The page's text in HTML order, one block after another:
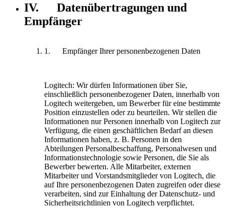
IV. Datenübertragungen und
Empfänger
1. Empfänger Ihrer personenbezogenen Daten
Logitech: Wir dürfen Informationen über Sie,
einschließlich personenbezogener Daten, innerhalb von
Logitech weitergeben, um Bewerber für eine bestimmte
Position einzustellen oder zu beurteilen. Wir stellen die
Informationen nur Personen innerhalb von Logitech zur
Verfügung, die einen geschäftlichen Bedarf an diesen
Informationen haben, z. B. Personen in den
Abteilungen Personalbeschaffung, Personalwesen und
Informationstechnologie sowie Personen, die Sie als
Bewerber bewerten. Alle Mitarbeiter, externen
Mitarbeiter und Vorstandsmitglieder von Logitech, die
auf Ihre personenbezogenen Daten zugreifen oder diese
verarbeiten, sind zur Einhaltung der Datenschutz- und
Sicherheitsrichtlinien von Logitech verpflichtet.